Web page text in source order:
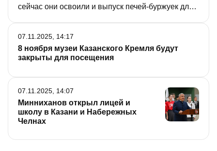
сейчас они освоили и выпуск печей-буржуек для
наступлением холодов, корреспонденту «РТ»
рассказал руководитель объединения Ильнар
8 ноября музеи Казанского Кремля будут
закрыты для посещения
07.11.2025, 14:17
Минниханов открыл лицей и
школу в Казани и Набережных
Челнах
07.11.2025, 14:07